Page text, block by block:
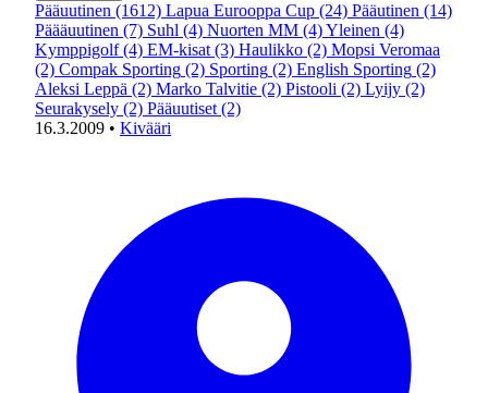
Pääuutinen (1612) Lapua Eurooppa Cup (24) Pääutinen (14)
Päääuutinen (7) Suhl (4) Nuorten MM (4)Yleinen (4)
Kymppigolf (4) EM-kisat (3) Haulikko (2) Mopsi Veromaa
(2) Compak Sporting (2) Sporting (2) English Sporting (2)
Aleksi Leppä (2) Marko Talvitie (2) Pistooli (2) Lyijy (2)
Seurakysely (2) Pääuutiset (2)
16.3.2009 • Kivääri